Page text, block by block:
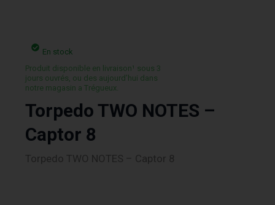
En stock
Produit disponible en livraison¹ sous 3
jours ouvrés, ou des aujourd’hui dans
notre magasin a Trégueux.
Torpedo TWO NOTES –
Captor 8
Torpedo TWO NOTES – Captor 8